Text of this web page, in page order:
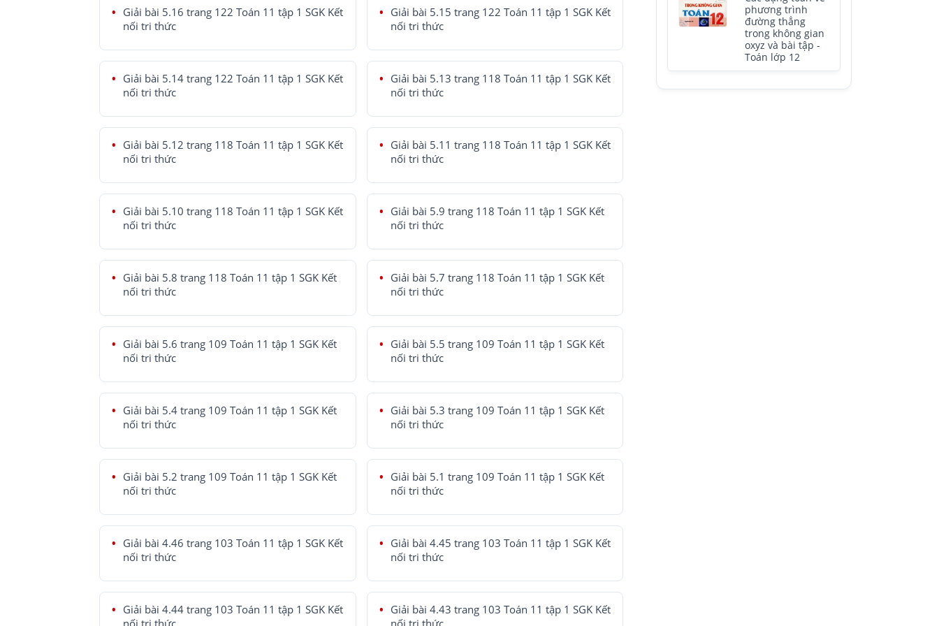
Giải bài 5.16 trang 122 Toán 11 tập 1 SGK Kết
nối tri thức
Giải bài 5.15 trang 122 Toán 11 tập 1 SGK Kết
nối tri thức
Giải bài 5.14 trang 122 Toán 11 tập 1 SGK Kết
nối tri thức
Giải bài 5.13 trang 118 Toán 11 tập 1 SGK Kết
nối tri thức
Giải bài 5.12 trang 118 Toán 11 tập 1 SGK Kết
nối tri thức
Giải bài 5.11 trang 118 Toán 11 tập 1 SGK Kết
nối tri thức
Giải bài 5.10 trang 118 Toán 11 tập 1 SGK Kết
nối tri thức
Giải bài 5.9 trang 118 Toán 11 tập 1 SGK Kết
nối tri thức
Giải bài 5.8 trang 118 Toán 11 tập 1 SGK Kết
nối tri thức
Giải bài 5.7 trang 118 Toán 11 tập 1 SGK Kết
nối tri thức
Giải bài 5.6 trang 109 Toán 11 tập 1 SGK Kết
nối tri thức
Giải bài 5.5 trang 109 Toán 11 tập 1 SGK Kết
nối tri thức
Giải bài 5.4 trang 109 Toán 11 tập 1 SGK Kết
nối tri thức
Giải bài 5.3 trang 109 Toán 11 tập 1 SGK Kết
nối tri thức
Giải bài 5.2 trang 109 Toán 11 tập 1 SGK Kết
nối tri thức
Giải bài 5.1 trang 109 Toán 11 tập 1 SGK Kết
nối tri thức
Giải bài 4.46 trang 103 Toán 11 tập 1 SGK Kết
nối tri thức
Giải bài 4.45 trang 103 Toán 11 tập 1 SGK Kết
nối tri thức
Giải bài 4.44 trang 103 Toán 11 tập 1 SGK Kết
Giải bài 4.43 trang 103 Toán 11 tập 1 SGK Kết
phương trình
đường thẳng
trong không gian
oxyz và bài tập -
Toán lớp 12